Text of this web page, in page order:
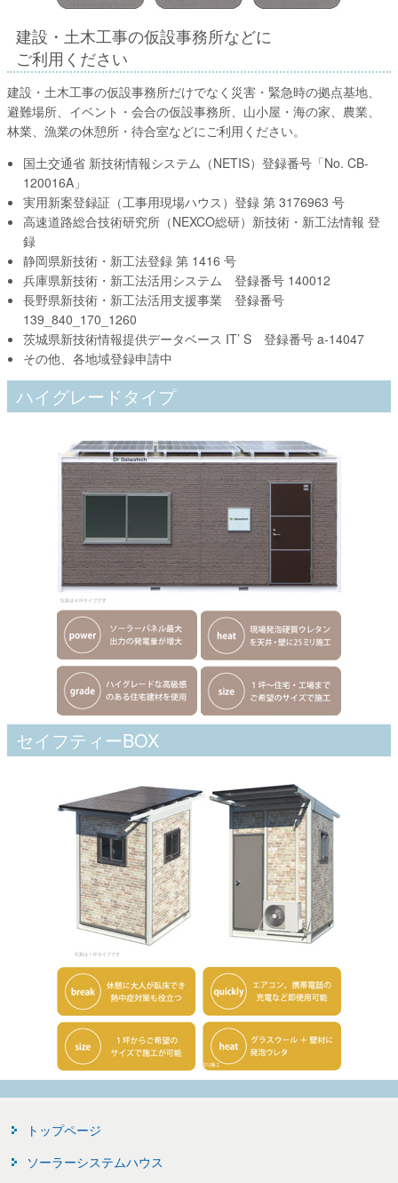
建設・土木工事の仮設事務所などに
ご利用ください
建設・土木工事の仮設事務所だけでなく災害・緊急時の拠点基地、
避難場所、イベント・会合の仮設事務所、山小屋・海の家、農業、
林業、漁業の休憩所・待合室などにご利用ください。
国土交通省 新技術情報システム（NETIS）登録番号「No. CB-
120016A」
実用新案登録証（工事用現場ハウス）登録 第 3176963 号
高速道路総合技術研究所（NEXCO総研）新技術・新工法情報 登
録
静岡県新技術・新工法登録 第 1416 号
兵庫県新技術・新工法活用システム 登録番号 140012
長野県新技術・新工法活用支援事業 登録番号
139_840_170_1260
茨城県新技術情報提供データベース IT’ S 登録番号 a-14047
その他、各地域登録申請中
ハイグレードタイプ
セイフティーBOX
トップページ
ソーラーシステムハウス